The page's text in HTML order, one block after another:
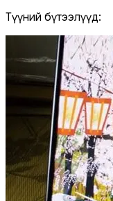
Түүний бүтээлүүд: